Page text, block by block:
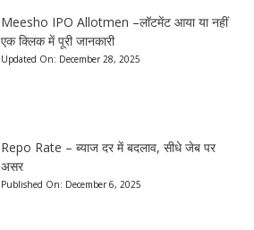
Meesho IPO Allotmen –लॉटमेंट आया या नहीं
एक क्लिक में पूरी जानकारी
Updated On: December 28, 2025
Repo Rate – ब्याज दर में बदलाव, सीधे जेब पर
असर
Published On: December 6, 2025